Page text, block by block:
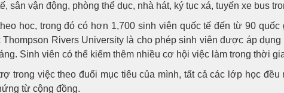
sân vận động, phòng thể dục, nhà hát, ký tục xá, tuyến xe bus
học, trong đó có hơn 1,700 sinh viên quốc tế đến từ 90
Rivers University là cho phép sinh viên được áp
Sinh viên có thể kiếm thêm nhiều cơ hội việc làm trong thời
trong việc theo đuổi mục tiêu của mình, tất cả các lớp học
từ cộng đồng.